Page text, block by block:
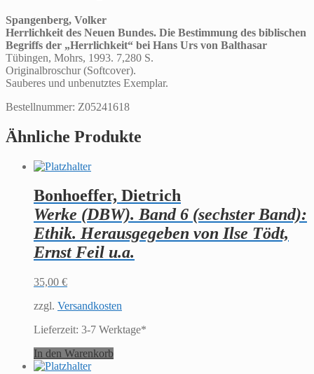
Spangenberg, Volker
Herrlichkeit des Neuen Bundes. Die Bestimmung des biblischen
Begriffs der „Herrlichkeit“ bei Hans Urs von Balthasar
Tübingen, Mohrs, 1993. 7,280 S.
Originalbroschur (Softcover).
Sauberes und unbenutztes Exemplar.
Bestellnummer: Z05241618
Ähnliche Produkte
Bonhoeffer, Dietrich
Werke (DBW). Band 6 (sechster Band):
Ethik. Herausgegeben von Ilse Tödt,
Ernst Feil u.a.
35,00 €
zzgl. Versandkosten
Lieferzeit: 3-7 Werktage*
In den Warenkorb